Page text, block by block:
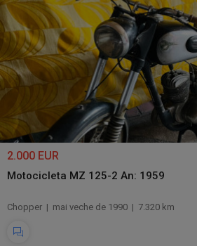
2.000 EUR
Motocicleta MZ 125-2 An: 1959
Chopper | mai veche de 1990 | 7.320 km